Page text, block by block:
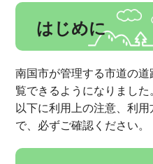
はじめに
南国市が管理する市道の
覧できるようになりました
以下に利用上の注意、利
で、必ずご確認ください。